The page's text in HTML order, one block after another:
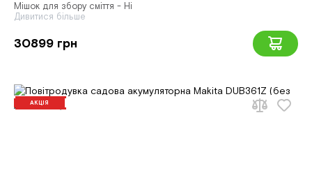
Мішок для збору сміття - Ні
Дивитися більше
30899 грн
АКЦІЯ